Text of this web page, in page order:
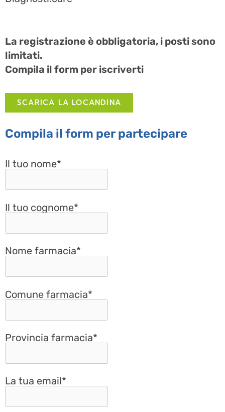
La registrazione è obbligatoria, i posti sono
limitati.
Compila il form per iscriverti
SCARICA LA LOCANDINA
Compila il form per partecipare
Il tuo nome*
Il tuo cognome*
Nome farmacia*
Comune farmacia*
Provincia farmacia*
La tua email*